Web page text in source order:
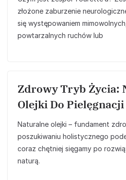
złożone zaburzenie
się występowaniem
powtarzalnych ruchów lub
Zdrowy Tryb Życia:
Olejki Do Pielęgnacji
Naturalne olejki – fundament
poszukiwaniu holistycznego
coraz chętniej sięgamy po
naturą.